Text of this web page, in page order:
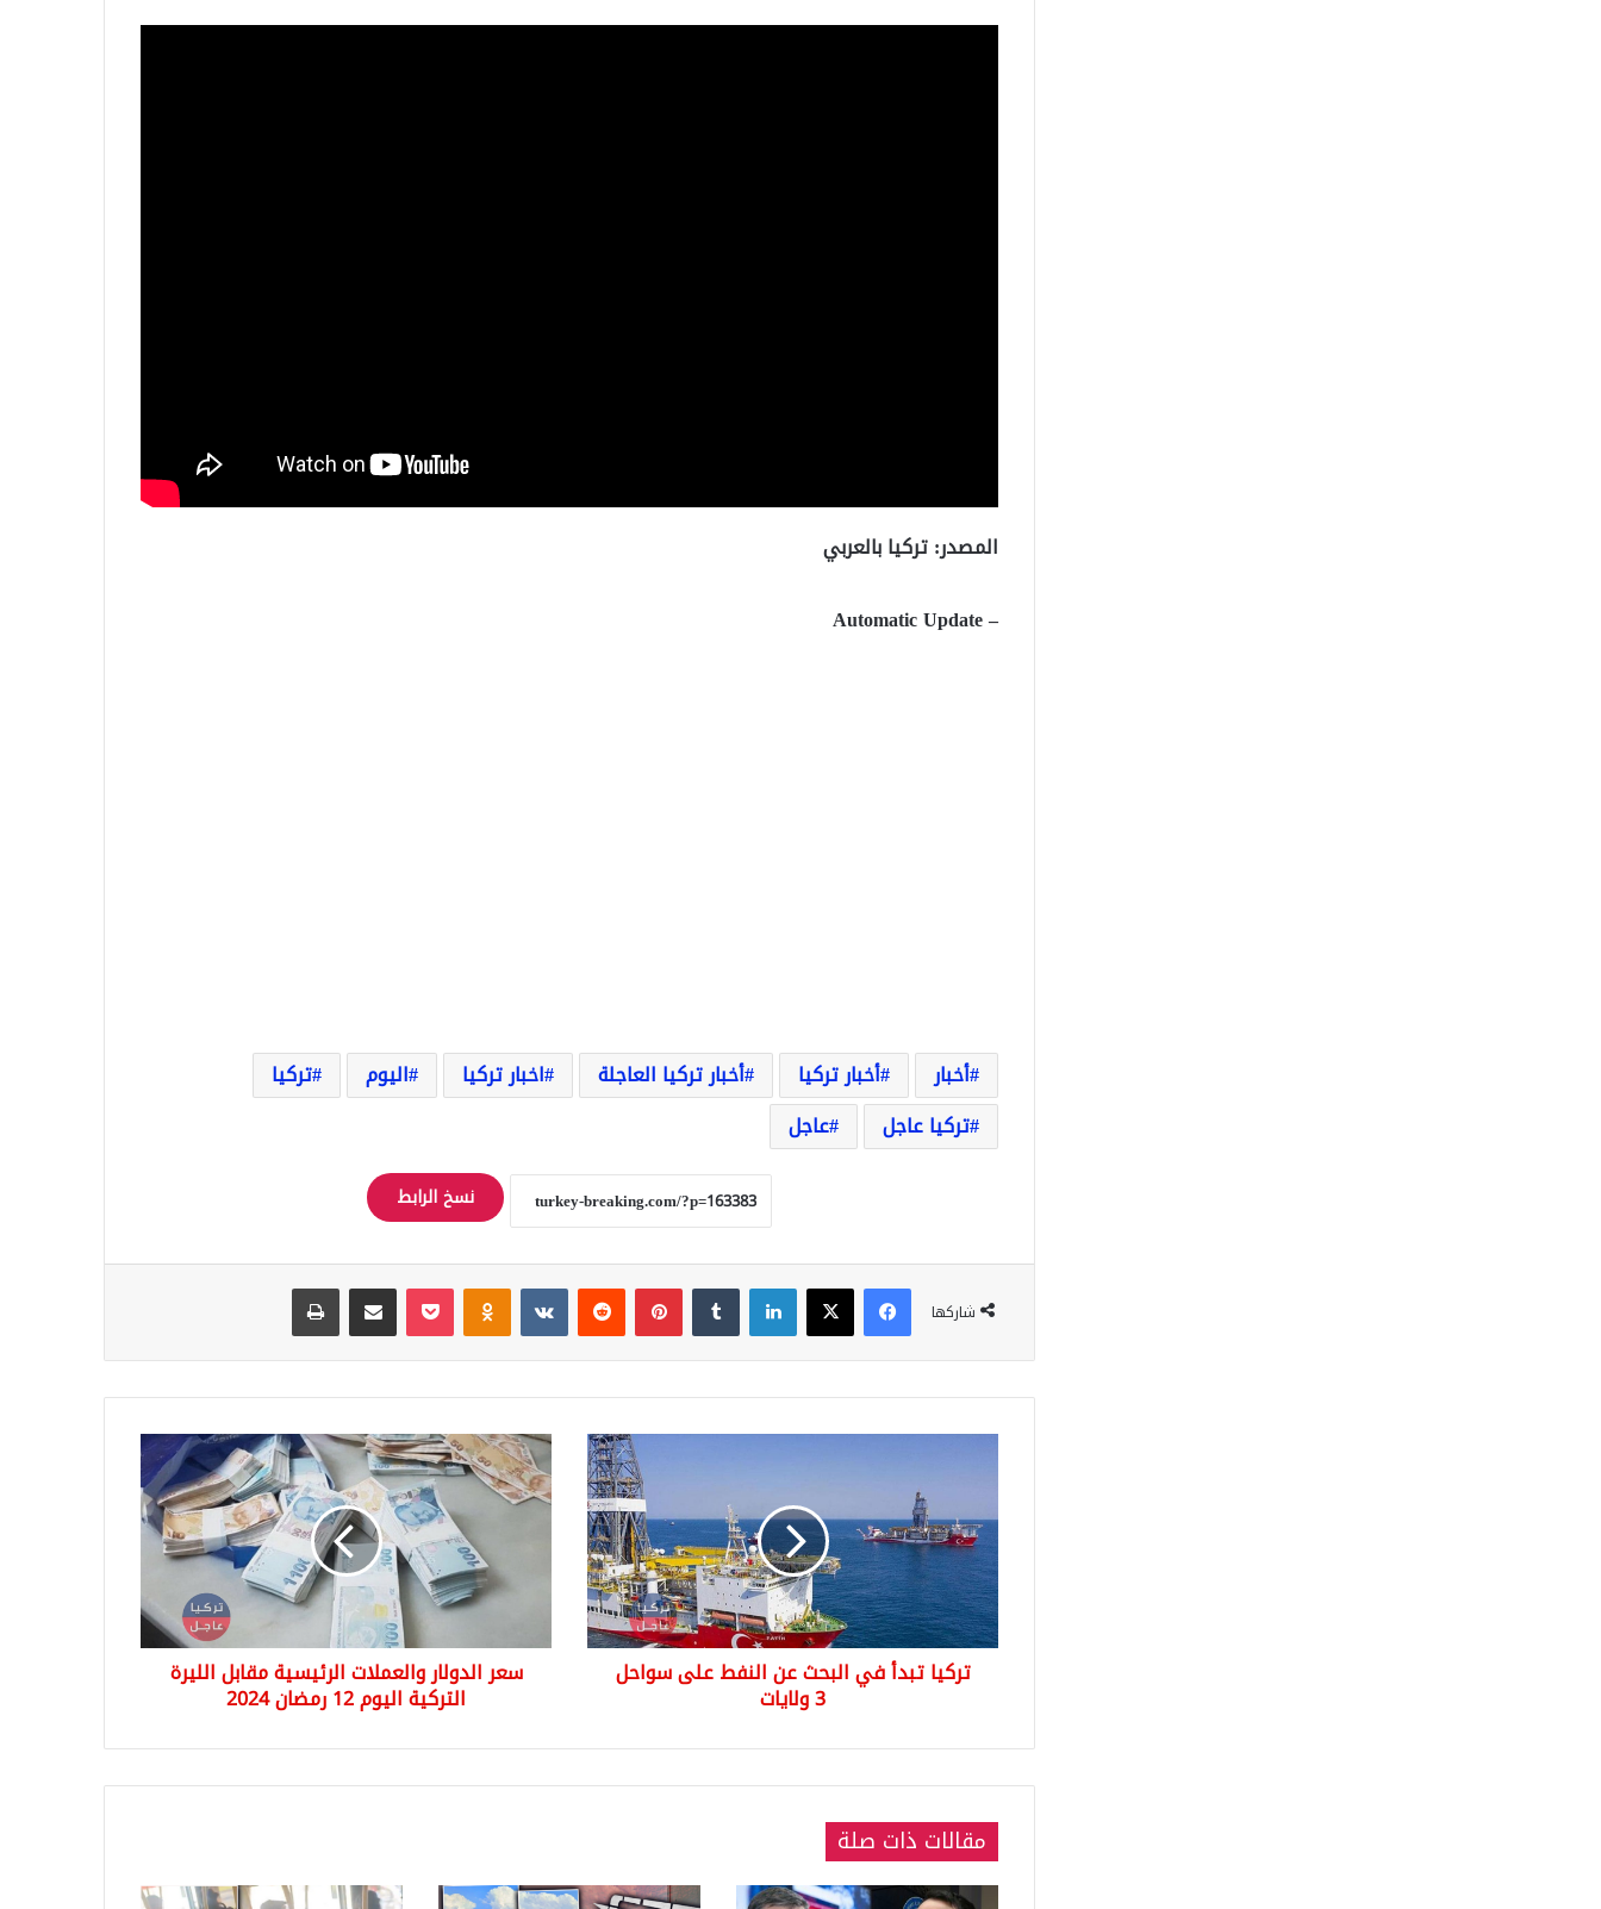
المصدر: تركيا بالعربي
– Automatic Update
أخبار أخبار تركيا أخبار تركيا العاجلة اخبار تركيا اليوم
تركيا
تركيا عاجل
عاجل
نسخ الرابط
شاركها
فيسبوك‫X لينكدإن بينتيريست Odnoklassniki
‫Pocket مشاركة عبر البريد طباعة
البحث
عن
النفط
على
سواحل
3
ولاياتتركيا تبدأ في البحث عن النفط على سواحل
3 ولايات
سعر
الدولار
والعملات
12
رمضانسعر الدولار والعملات الرئيسية مقابل الليرة
التركية اليوم 12 رمضان 2024
مقالات ذات صلة